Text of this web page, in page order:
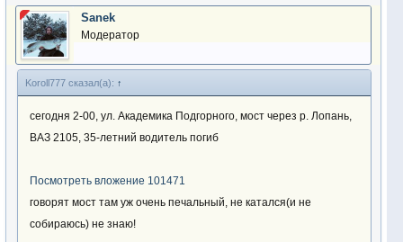
Sanek
Модератор
Koroll777 сказал(а): ↑
сегодня 2-00, ул. Академика Подгорного, мост через р. Лопань,
ВАЗ 2105, 35-летний водитель погиб
Посмотреть вложение 101471
говорят мост там уж очень печальный, не катался(и не
собираюсь) не знаю!